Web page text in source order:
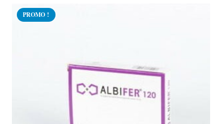
PROMO !